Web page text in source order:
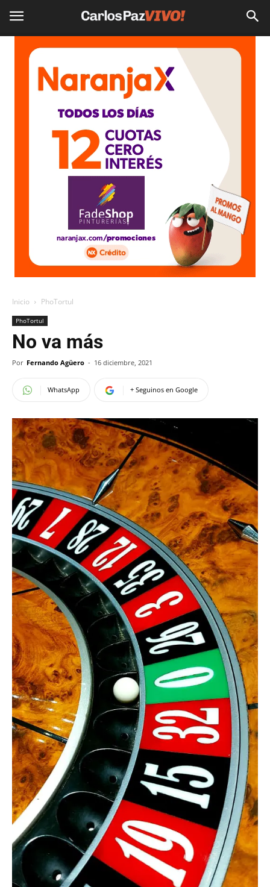
Inicio PhoTortul
PhoTortul
No va más
Por Fernando Agüero - 16 diciembre, 2021
WhatsApp + Seguinos en Google